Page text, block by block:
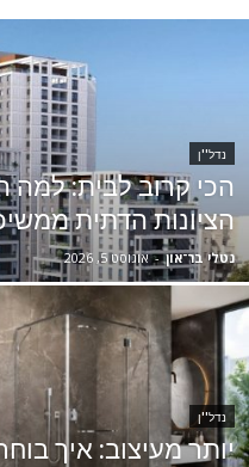
נדל''ן
הכי קרוב לבית:
הציונות הדתית
נטלי בר־און - אוגוסט 5, 2026
נדל''ן
יותר מעיצוב: איך